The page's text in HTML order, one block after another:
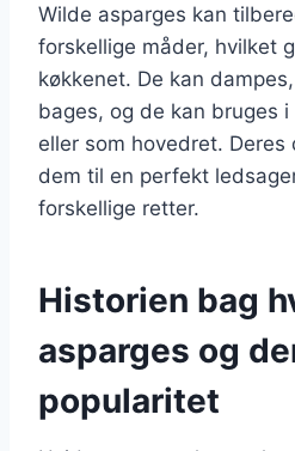
Wilde asparges kan
forskellige måder, hvilket
køkkenet. De kan
bages, og de kan bruges
eller som hovedret. Deres
dem til en perfekt
forskellige retter.
Historien bag
asparges og
popularitet